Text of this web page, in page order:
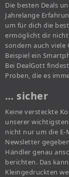
Die besten Deals
Jahrelange
um für dich die
ermöglicht dir nicht
sondern auch viele
Beispiel ein
Bei DealGott
Proben, die es
… sicher
Keine versteckte
unserer
nicht nur um die E-
Newsletter
Händler genau
berichten. Das
Kleingedruckten